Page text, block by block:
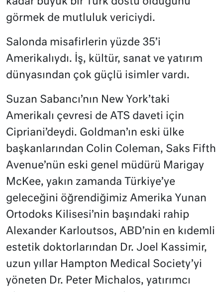
görmek de mutluluk vericiydi.
Salonda misafirlerin yüzde 35’i
Amerikalıydı. İş, kültür, sanat ve yatırım
dünyasından çok güçlü isimler vardı.
Suzan Sabancı’nın New York’taki
Amerikalı çevresi de ATS daveti için
Cipriani’deydi. Goldman’ın eski ülke
başkanlarından Colin Coleman, Saks Fifth
Avenue’nün eski genel müdürü Marigay
McKee, yakın zamanda Türkiye’ye
geleceğini öğrendiğimiz Amerika Yunan
Ortodoks Kilisesi’nin başındaki rahip
Alexander Karloutsos, ABD’nin en kıdemli
estetik doktorlarından Dr. Joel Kassimir,
uzun yıllar Hampton Medical Society’yi
yöneten Dr. Peter Michalos, yatırımcı